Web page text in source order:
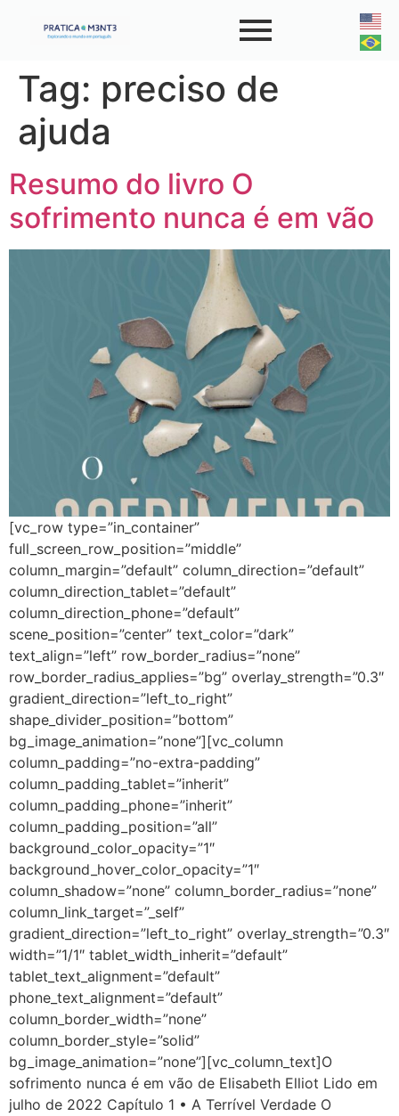
Tag: preciso de
ajuda
Resumo do livro O
sofrimento nunca é em vão
[vc_row type=”in_container”
full_screen_row_position=”middle”
column_margin=”default” column_direction=”default”
column_direction_tablet=”default”
column_direction_phone=”default”
scene_position=”center” text_color=”dark”
text_align=”left” row_border_radius=”none”
row_border_radius_applies=”bg” overlay_strength=”0.3″
gradient_direction=”left_to_right”
shape_divider_position=”bottom”
bg_image_animation=”none”][vc_column
column_padding=”no-extra-padding”
column_padding_tablet=”inherit”
column_padding_phone=”inherit”
column_padding_position=”all”
background_color_opacity=”1″
background_hover_color_opacity=”1″
column_shadow=”none” column_border_radius=”none”
column_link_target=”_self”
gradient_direction=”left_to_right” overlay_strength=”0.3″
width=”1/1″ tablet_width_inherit=”default”
tablet_text_alignment=”default”
phone_text_alignment=”default”
column_border_width=”none”
column_border_style=”solid”
bg_image_animation=”none”][vc_column_text]O
sofrimento nunca é em vão de Elisabeth Elliot Lido em
julho de 2022 Capítulo 1 • A Terrível Verdade O